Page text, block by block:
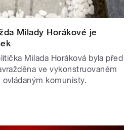
Milady Horákové je
Milada Horáková byla před
ve vykonstruovaném
komunisty.